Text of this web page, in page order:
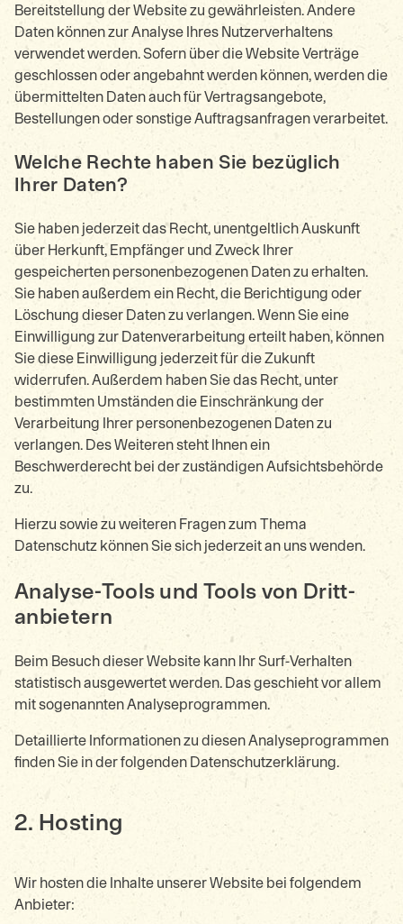
Bereitstellung der Website zu gewährleisten. Andere
Daten können zur Analyse Ihres Nutzerverhaltens
verwendet werden. Sofern über die Website Verträge
geschlossen oder angebahnt werden können, werden die
übermittelten Daten auch für Vertragsangebote,
Bestellungen oder sonstige Auftragsanfragen verarbeitet.
Welche Rechte haben Sie bezüglich
Ihrer Daten?
Sie haben jederzeit das Recht, unentgeltlich Auskunft
über Herkunft, Empfänger und Zweck Ihrer
gespeicherten personenbezogenen Daten zu erhalten.
Sie haben außerdem ein Recht, die Berichtigung oder
Löschung dieser Daten zu verlangen. Wenn Sie eine
Einwilligung zur Datenverarbeitung erteilt haben, können
Sie diese Einwilligung jederzeit für die Zukunft
widerrufen. Außerdem haben Sie das Recht, unter
bestimmten Umständen die Einschränkung der
Verarbeitung Ihrer personenbezogenen Daten zu
verlangen. Des Weiteren steht Ihnen ein
Beschwerderecht bei der zuständigen Aufsichtsbehörde
zu.
Hierzu sowie zu weiteren Fragen zum Thema
Datenschutz können Sie sich jederzeit an uns wenden.
Analyse-Tools und Tools von Dritt­
anbietern
Beim Besuch dieser Website kann Ihr Surf-Verhalten
statistisch ausgewertet werden. Das geschieht vor allem
mit sogenannten Analyseprogrammen.
Detaillierte Informationen zu diesen Analyseprogrammen
finden Sie in der folgenden Datenschutzerklärung.
2. Hosting
Wir hosten die Inhalte unserer Website bei folgendem
Anbieter: